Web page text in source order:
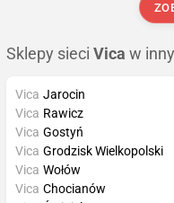
Sklepy sieci Vica w
Vica Jarocin
Vica Rawicz
Vica Gostyń
Vica Grodzisk Wielkopolski
Vica Wołów
Vica Chocianów